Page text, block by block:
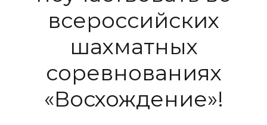
всероссийских
шахматных
соревнованиях
«Восхождение»!